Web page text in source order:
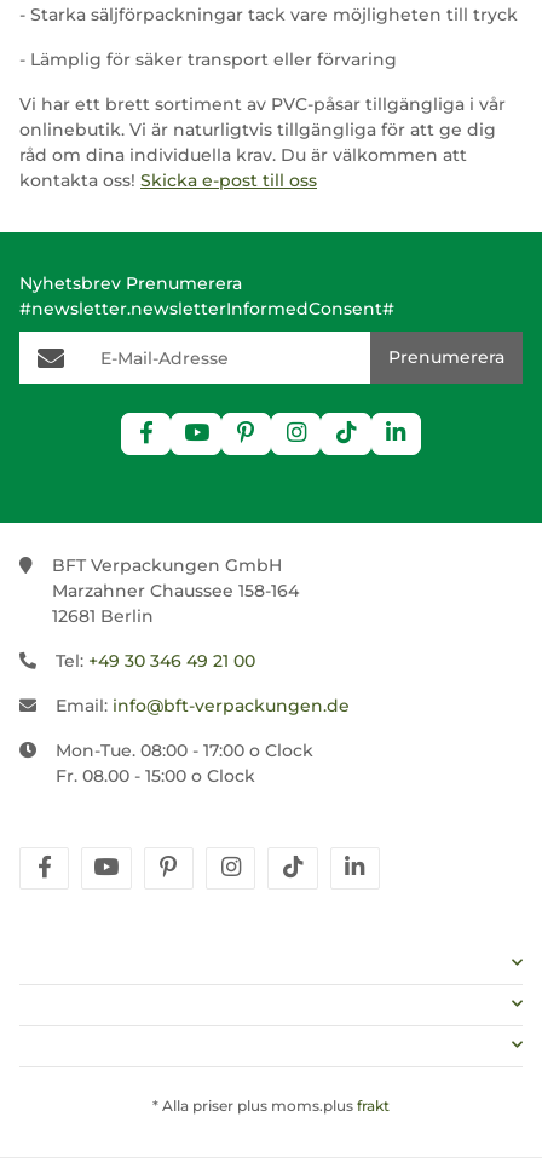
- Starka säljförpackningar tack vare möjligheten till tryck
- Lämplig för säker transport eller förvaring
Vi har ett brett sortiment av PVC-påsar tillgängliga i vår
onlinebutik. Vi är naturligtvis tillgängliga för att ge dig
råd om dina individuella krav. Du är välkommen att
kontakta oss! Skicka e-post till oss
Nyhetsbrev Prenumerera
#newsletter.newsletterInformedConsent#
E-Mail-Adresse
Prenumerera
BFT Verpackungen GmbH
Marzahner Chaussee 158-164
12681 Berlin
Tel: +49 30 346 49 21 00
Email: info@bft-verpackungen.de
Mon-Tue. 08:00 - 17:00 o Clock
Fr. 08.00 - 15:00 o Clock
facebookyoutubepinterestinstagram
tiktok
* Alla priser plus moms.plus frakt